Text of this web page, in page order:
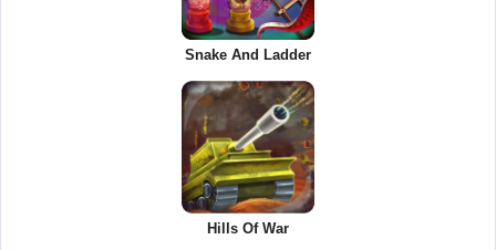
Snake And Ladder
Hills Of War